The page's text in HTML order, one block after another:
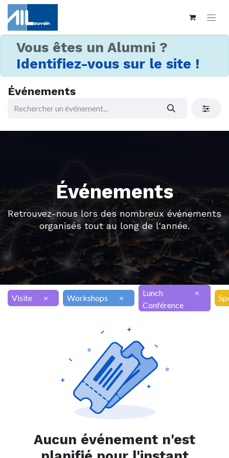
Vous êtes un Alumni ?
Identifiez-vous sur le site !
Événements
Événements
Retrouvez-nous lors des nombreux événements
organisés tout au long de l'année.
Visite × Workshops ×
Lunch
Conférence
×
Aucun événement n'est